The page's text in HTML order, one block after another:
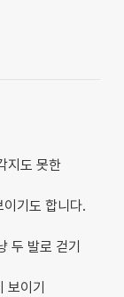
지도 못한
기도 합니다.
두 발로 걷기
이기